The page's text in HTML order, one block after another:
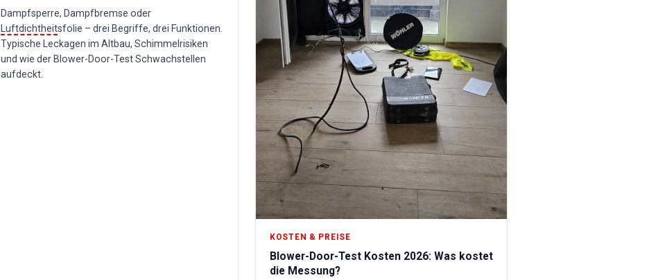
Dampfsperre, Dampfbremse oder
Luftdichtheitsfolie – drei Begriffe, drei Funktionen.
Typische Leckagen im Altbau, Schimmelrisiken
und wie der Blower-Door-Test Schwachstellen
aufdeckt.
KOSTEN & PREISE
Blower-Door-Test Kosten 2026: Was kostet
die Messung?